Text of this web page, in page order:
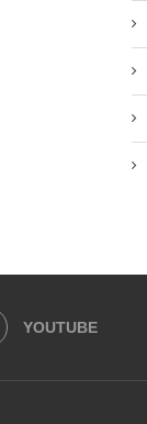
YOUTUBE